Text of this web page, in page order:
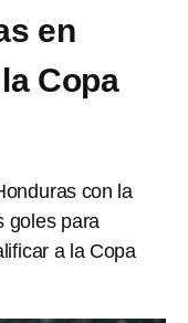
en
Copa
con la
goles para
a la Copa